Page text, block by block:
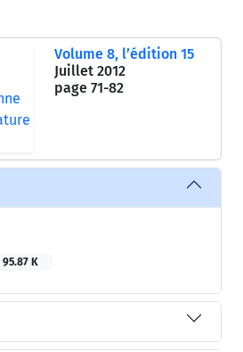
Volume 8, l’édition 15
Juillet 2012
page 71-82
95.87 K